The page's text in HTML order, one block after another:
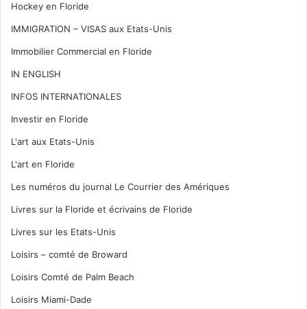
Hockey en Floride
IMMIGRATION – VISAS aux Etats-Unis
Immobilier Commercial en Floride
IN ENGLISH
INFOS INTERNATIONALES
Investir en Floride
L'art aux Etats-Unis
L'art en Floride
Les numéros du journal Le Courrier des Amériques
Livres sur la Floride et écrivains de Floride
Livres sur les Etats-Unis
Loisirs – comté de Broward
Loisirs Comté de Palm Beach
Loisirs Miami-Dade